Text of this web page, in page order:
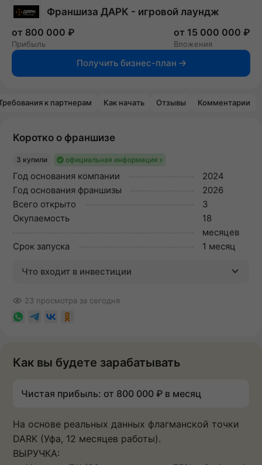
Франшиза ДАРК - игровой лаундж
от 800 000 ₽
Прибыль
от 15 000 000 ₽
Вложения
Получить бизнес-план
к партнерам Как начать Отзывы Комментарии
Коротко о франшизе
3 купили официальная информация
Год основания компании
2024
Год основания франшизы
2026
Всего открыто
3
Окупаемость
18
месяцев
Срок запуска
1 месяц
Что входит в инвестиции
23 просмотра за сегодня
Как вы будете зарабатывать
Чистая прибыль: от 800 000 ₽ в месяц
На основе реальных данных флагманской точки
DARK (Уфа, 12 месяцев работы).
ВЫРУЧКА: